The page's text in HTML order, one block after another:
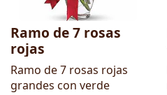
Ramo de 7 rosas
rojas
Ramo de 7 rosas rojas
grandes con verde